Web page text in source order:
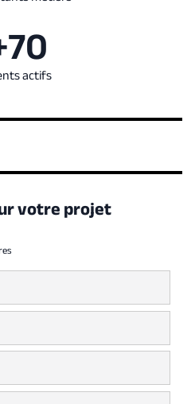
actifs
votre projet